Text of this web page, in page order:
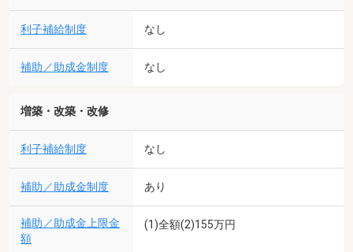
利子補給制度 なし
補助／助成金制度 なし
増築・改築・改修
利子補給制度 なし
補助／助成金制度 あり
補助／助成金上限金
額
(1)全額(2)155万円